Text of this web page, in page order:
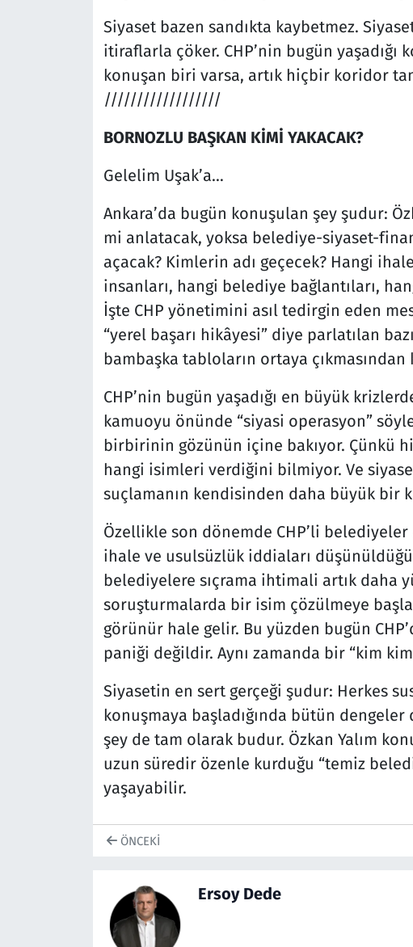
Siyaset bazen sandıkta kaybetmez.
itiraflarla çöker. CHP’nin bugün
konuşan biri varsa, artık hiçbir koridor
//////////////////
BORNOZLU BAŞKAN KİMİ YAKACAK?
Gelelim Uşak’a…
Ankara’da bugün konuşulan şey şudur:
mi anlatacak, yoksa belediye-siyaset-
açacak? Kimlerin adı geçecek? Hangi
insanları, hangi belediye bağlantıları,
İşte CHP yönetimini asıl tedirgin eden
“yerel başarı hikâyesi” diye parlatılan
bambaşka tabloların ortaya
CHP’nin bugün yaşadığı en büyük
kamuoyu önünde “siyasi operasyon”
birbirinin gözünün içine bakıyor. Çünkü hiç
hangi isimleri verdiğini bilmiyor. Ve
suçlamanın kendisinden daha büyük bir
Özellikle son dönemde CHP’li
ihale ve usulsüzlük iddiaları
belediyelere sıçrama ihtimali artık daha
soruşturmalarda bir isim çözülmeye
görünür hale gelir. Bu yüzden bugün
paniği değildir. Aynı zamanda bir “kim
Siyasetin en sert gerçeği şudur: Herkes
konuşmaya başladığında bütün dengeler
şey de tam olarak budur. Özkan Yalım
uzun süredir özenle kurduğu “temiz
yaşayabilir.
ÖNCEKI
Ersoy Dede